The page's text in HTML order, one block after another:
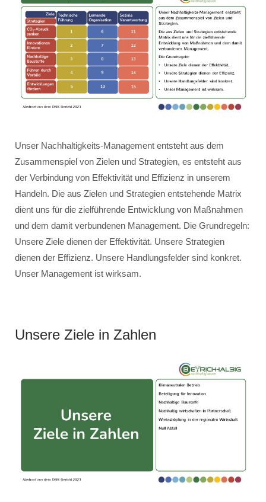
Unser Nachhaltigkeits-Management entsteht aus dem
Zusammenspiel von Zielen und Strategien, es entsteht aus
der Verbindung von Effektivität und Effizienz in unserem
Handeln. Die aus Zielen und Strategien entstehende Matrix
dient uns für die zielführende Entwicklung von Maßnahmen
und dem damit verbundenen Management. Die Grundregeln:
Unsere Ziele dienen der Effektivität. Unsere Strategien
dienen der Effizienz. Unsere Handlungsfelder sind konkret.
Unser Management ist wirksam.
Unsere Ziele in Zahlen